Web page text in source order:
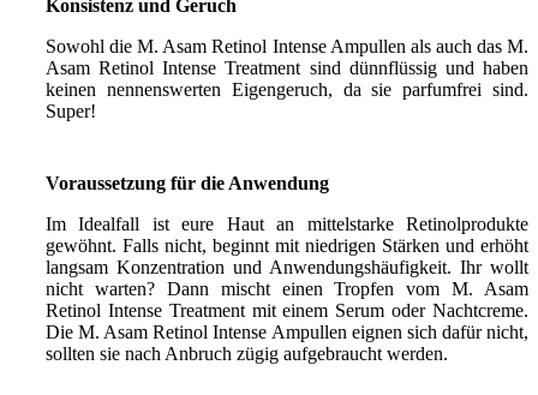
Konsistenz und Geruch
Sowohl die M. Asam Retinol Intense Ampullen als auch das M.
Asam Retinol Intense Treatment sind dünnflüssig und haben
keinen nennenswerten Eigengeruch, da sie parfumfrei sind.
Super!
Voraussetzung für die Anwendung
Im Idealfall ist eure Haut an mittelstarke Retinolprodukte
gewöhnt. Falls nicht, beginnt mit niedrigen Stärken und erhöht
langsam Konzentration und Anwendungshäufigkeit. Ihr wollt
nicht warten? Dann mischt einen Tropfen vom M. Asam
Retinol Intense Treatment mit einem Serum oder Nachtcreme.
Die M. Asam Retinol Intense Ampullen eignen sich dafür nicht,
sollten sie nach Anbruch zügig aufgebraucht werden.